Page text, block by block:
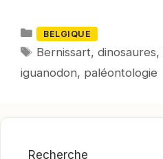
Catégories
BELGIQUE
Mots-
Bernissart,dinosaures,
iguanodon, paléontologie
Recherche